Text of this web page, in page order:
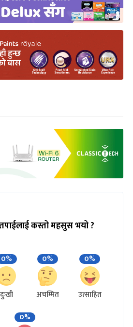
कस्तो महसुस भयो ?
0%
दुःखी
0%
अचम्मित
0%
उत्साहित
0%